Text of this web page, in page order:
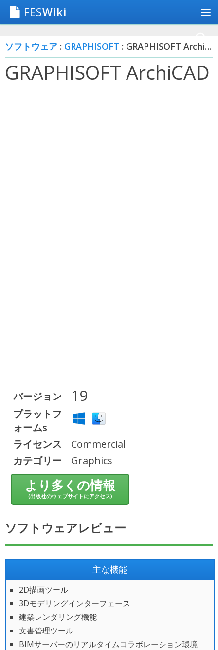
FESWiki
ソフトウェア : GRAPHISOFT : GRAPHISOFT ArchiCAD
GRAPHISOFT ArchiCAD
バージョン 19
プラットフ
ォームs
ライセンス
Commercial
カテゴリー
Graphics
より多くの情報
(出版社のウェブサイトにアクセス)
ソフトウェアレビュー
主な機能
2D描画ツール
3Dモデリングインターフェース
建築レンダリング機能
文書管理ツール
BIMサーバーのリアルタイムコラボレーション環境